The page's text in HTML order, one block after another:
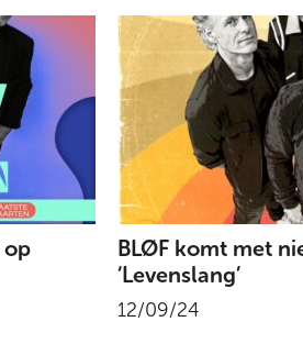
op
BLØF komt met
‘Levenslang’
12/09/24